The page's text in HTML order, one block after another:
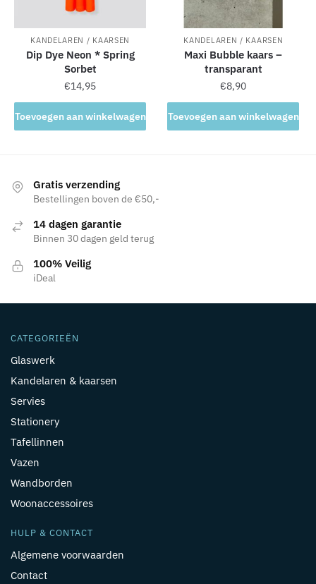
KANDELAREN / KAARSEN
Dip Dye Neon * Spring
Sorbet
€14,95
Toevoegen aan winkelwagen
KANDELAREN / KAARSEN
Maxi Bubble kaars –
transparant
€8,90
Toevoegen aan winkelwagen
Gratis verzending
Bestellingen boven de €50,-
14 dagen garantie
Binnen 30 dagen geld terug
100% Veilig
iDeal
CATEGORIEËN
Glaswerk
Kandelaren & kaarsen
Servies
Stationery
Tafellinnen
Vazen
Wandborden
Woonaccessoires
HULP & CONTACT
Algemene voorwaarden
Contact